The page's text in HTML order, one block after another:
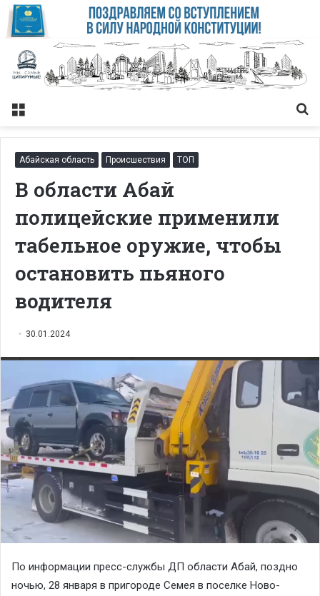
Меню
Абайская область Происшествия ТОП
В области Абай
полицейские применили
табельное оружие, чтобы
остановить пьяного
водителя
30.01.2024
По информации пресс-службы ДП области Абай, поздно
ночью, 28 января в пригороде Семея в поселке Ново-